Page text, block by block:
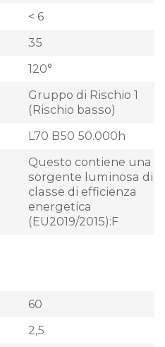
< 6
35
120°
Gruppo di Rischio 1
(Rischio basso)
L70 B50 50.000h
Questo contiene una
sorgente luminosa di
classe di efficienza
energetica
(EU2019/2015):F
60
2,5